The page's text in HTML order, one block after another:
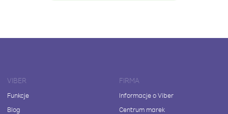
VIBER
Funkcje
Blog
FIRMA
Informacje o Viber
Centrum marek